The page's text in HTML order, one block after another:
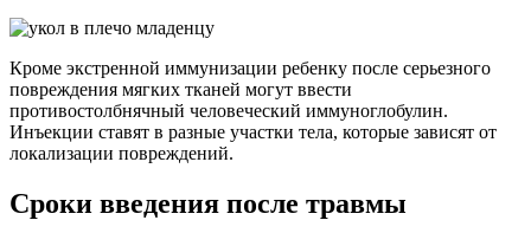
Кроме экстренной иммунизации ребенку после серьезного
повреждения мягких тканей могут ввести
противостолбнячный человеческий иммуноглобулин.
Инъекции ставят в разные участки тела, которые зависят от
локализации повреждений.
Сроки введения после травмы